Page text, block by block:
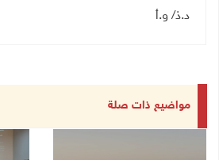
د.ذ/ و.أ
مواضيع ذات صلة